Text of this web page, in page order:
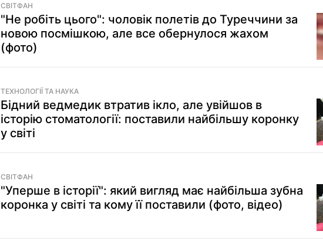
СВІТФАН
"Не робіть цього": чоловік полетів до Туреччини за
новою посмішкою, але все обернулося жахом
(фото)
ТЕХНОЛОГІЇ ТА НАУКА
Бідний ведмедик втратив ікло, але увійшов в
історію стоматології: поставили найбільшу коронку
у світі
СВІТФАН
"Уперше в історії": який вигляд має найбільша зубна
коронка у світі та кому її поставили (фото, відео)